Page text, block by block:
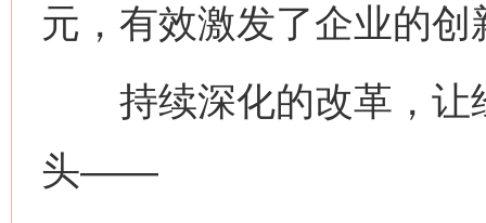
元，有效激发了企业的
持续深化的改革，让
头——